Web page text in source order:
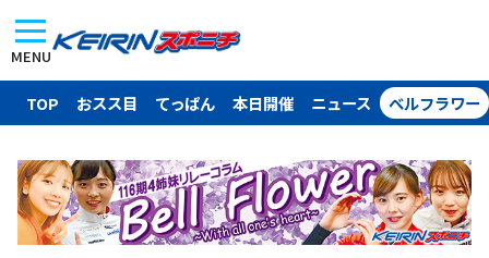
MENU
TOP おスス目 てっぱん 本日開催 ニュース ベルフラワー